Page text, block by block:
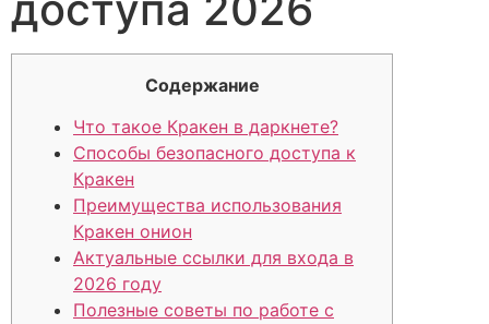
Содержание
Что такое Кракен в даркнете?
Способы безопасного доступа к
Кракен
Преимущества использования
Кракен онион
Актуальные ссылки для входа в
2026 году
Полезные советы по работе с